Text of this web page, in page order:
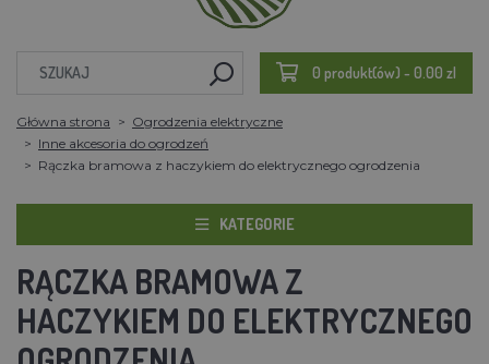
0 produkt(ów) - 0.00 zl
Główna strona
Ogrodzenia elektryczne
Inne akcesoria do ogrodzeń
Rączka bramowa z haczykiem do elektrycznego ogrodzenia
KATEGORIE
RĄCZKA BRAMOWA Z
HACZYKIEM DO ELEKTRYCZNEGO